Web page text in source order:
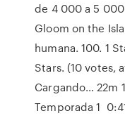
de 4 000 a 5 000
Gloom on the
humana. 100. 1
Stars. (10 votes,
Cargando… 22m
Temporada 1